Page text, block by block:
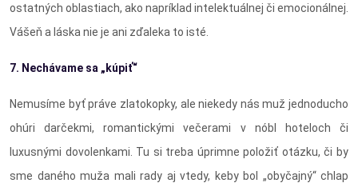
ostatných oblastiach, ako napríklad intelektuálnej či emocionálnej.
Vášeň a láska nie je ani zďaleka to isté.
7. Nechávame sa „kúpiť“
Nemusíme byť práve zlatokopky, ale niekedy nás muž jednoducho
ohúri darčekmi, romantickými večerami v nóbl hoteloch či
luxusnými dovolenkami. Tu si treba úprimne položiť otázku, či by
sme daného muža mali rady aj vtedy, keby bol „obyčajný“ chlap